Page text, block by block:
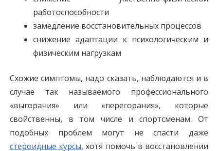
работоспособности
замедление восстановительных процессов
снижение адаптации к психологическим и
физическим нагрузкам
Схожие симптомы, надо сказать, наблюдаются и в
случае так называемого профессионального
«выгорания» или «перегорания», которые
свойственны, в том числе и спортсменам. От
подобных проблем могут не спасти даже
стероидные курсы, хотя помочь в восстановлении